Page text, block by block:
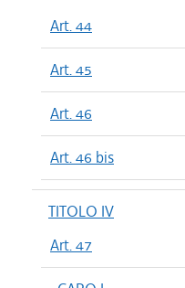
Art. 44
Art. 45
Art. 46
Art. 46 bis
TITOLO IV
Art. 47